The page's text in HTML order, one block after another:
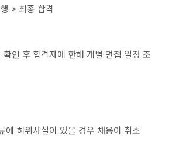
> 최종 합격
확인 후 합격자에 한해 개별 면접 일정 조
에 허위사실이 있을 경우 채용이 취소